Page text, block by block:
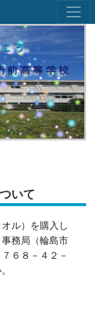
いて
ル）を購入し
務局（輪島市
６８－４２－